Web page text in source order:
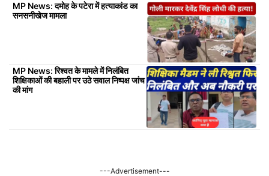
MP News: दमोह के पटेरा में हत्याकांड का
सनसनीखेज मामला
MP News: रिश्वत के मामले में निलंबित
शिक्षिकाओं की बहाली पर उठे सवाल निष्पक्ष जांच
की मांग
---Advertisement---